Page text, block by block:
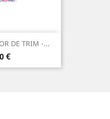
DE TRIM -...
€